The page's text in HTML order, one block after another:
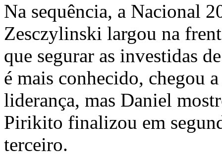
Na sequência, a Nacional
Zesczylinski largou na
que segurar as investidas
é mais conhecido, chegou
liderança, mas Daniel
Pirikito finalizou em
terceiro.